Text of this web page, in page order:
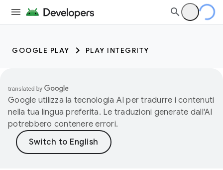
GOOGLE PLAY PLAY INTEGRITY
Google utilizza la tecnologia AI per tradurre i contenuti
nella tua lingua preferita. Le traduzioni generate dall'AI
potrebbero contenere errori.